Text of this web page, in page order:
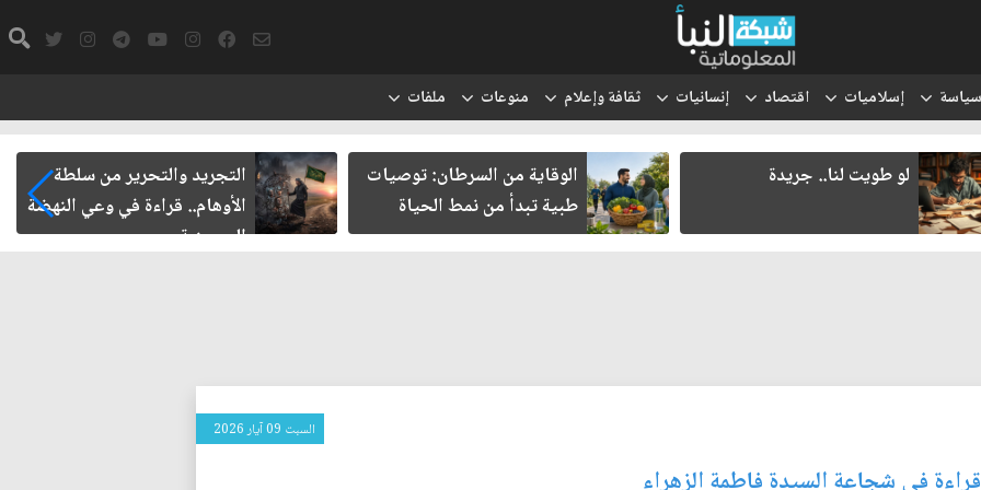
سياسة إسلاميات اقتصاد إنسانيات ثقافة وإعلام منوعات ملفات
لو طويت لنا.. جريدة
الوقاية من السرطان: توصيات
طبية تبدأ من نمط الحياة
التجريد والتحرير من سلطة
الأوهام.. قراءة في وعي النهضة
الحسينية
السبت 09 آيار 2026